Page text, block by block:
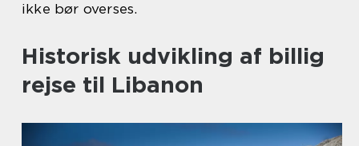
ikke bør overses.
Historisk udvikling af billig
rejse til Libanon